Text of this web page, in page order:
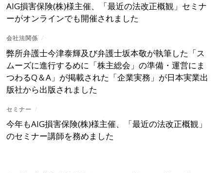
AIG損害保険(株)様主催、「最近の法改正概観」セミナ
ーがオンラインでも開催されました
会社法関係 /
弊所弁護士今津泰輝及び弁護士坂本敬が執筆した「ス
ムーズに進行するめに「株主総会」の準備・運営にま
つわるQ＆A」が掲載された「企業実務」が日本実業出
版社から出版されました
セミナー /
今年もAIG損害保険(株)様主催、「最近の法改正概観」
のセミナー講師を務めました